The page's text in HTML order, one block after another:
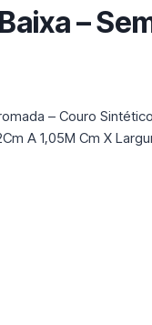
–
– Couro
A 1,05M Cm X